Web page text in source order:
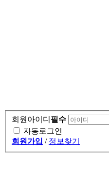
회원아이디 필수
자동로그인
회원가입 / 정보찾기